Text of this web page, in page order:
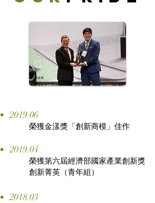
2019.06
榮獲金漾獎「創新商模」佳作
2019.04
榮獲第六屆經濟部國家產業創新獎
創新菁英（青年組）
2018.03